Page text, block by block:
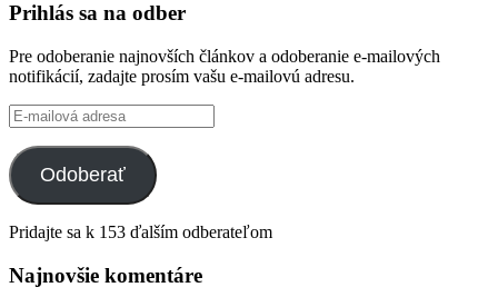
Prihlás sa na odber
Pre odoberanie najnovších článkov a odoberanie e-mailových
notifikácií, zadajte prosím vašu e-mailovú adresu.
E-
mailová
adresa
Odoberať
Pridajte sa k 153 ďalším odberateľom
Najnovšie komentáre